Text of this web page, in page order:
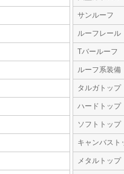
サンルーフ
ルーフレール
Tバールーフ
ルーフ系装備
タルガトップ
ハードトップ
ソフトトップ
キャンバスト
メタルトップ